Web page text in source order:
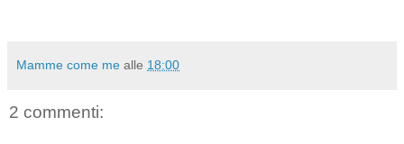
Mamme come me alle 18:00
2 commenti: